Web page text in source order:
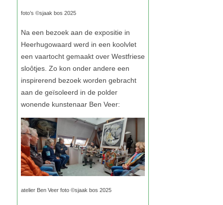
foto’s ©sjaak bos 2025
atelier Ben Veer foto ©sjaak bos 2025